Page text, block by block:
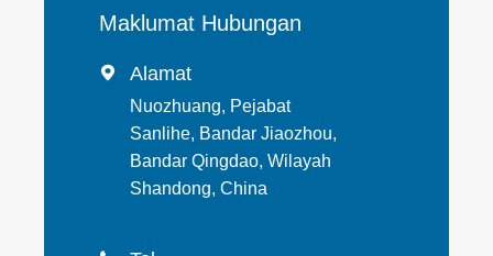
Maklumat Hubungan
 Alamat
Nuozhuang, Pejabat
Sanlihe, Bandar Jiaozhou,
Bandar Qingdao, Wilayah
Shandong, China